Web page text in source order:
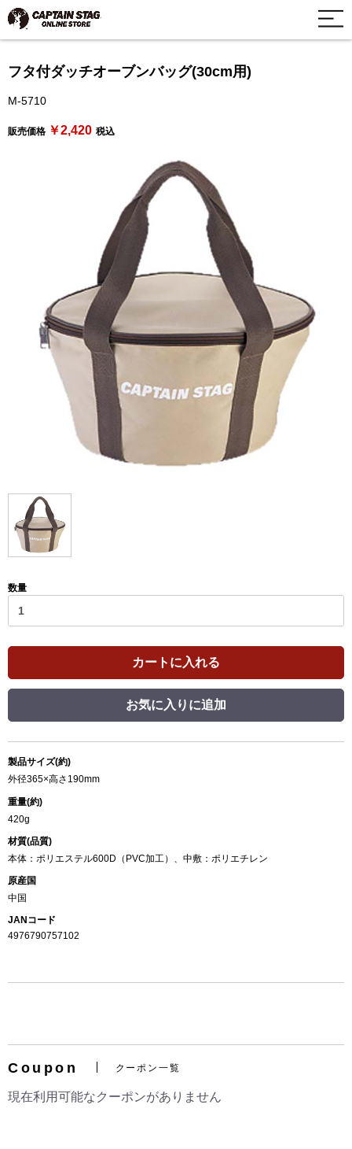
フタ付ダッチオーブンバッグ(30cm用)
M-5710
販売価格 ￥2,420 税込
数量
カートに入れる
お気に入りに追加
製品サイズ(約)
外径365×高さ190mm
重量(約)
420g
材質(品質)
本体：ポリエステル600D（PVC加工）、中敷：ポリエチレン
原産国
中国
JANコード
4976790757102
Coupon クーポン一覧
現在利用可能なクーポンがありません